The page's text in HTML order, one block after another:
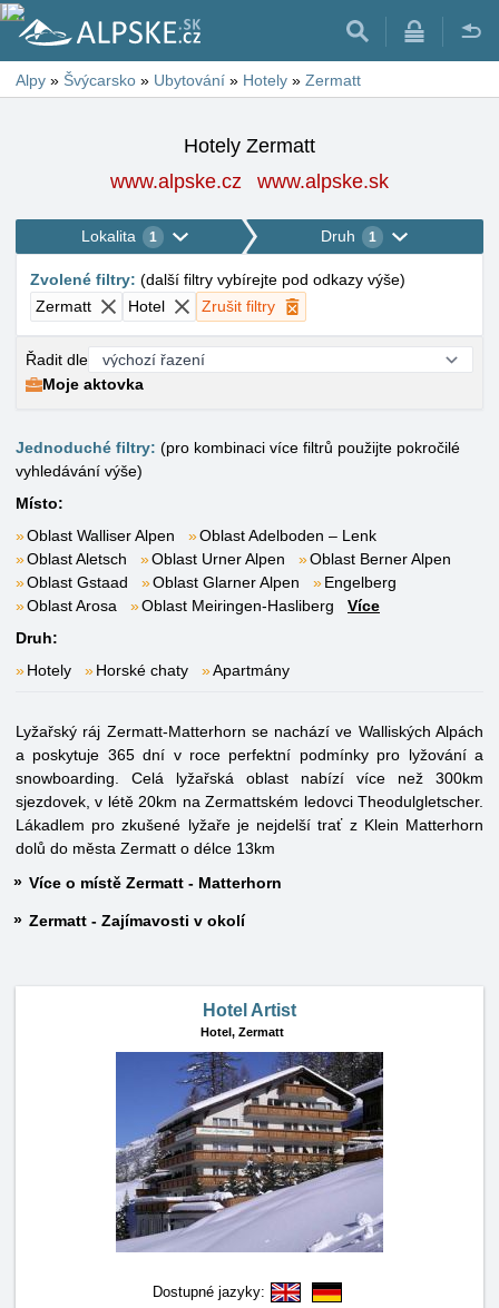
Alpy » Švýcarsko » Ubytování » Hotely » Zermatt
Hotely Zermatt
www.alpske.cz
www.alpske.sk
Lokalita 1 Druh 1
Zvolené filtry: (další filtry vybírejte pod odkazy výše)
Zermatt
Hotel Zrušit filtry
Řadit dle
Moje aktovka
Jednoduché filtry: (pro kombinaci více filtrů použijte pokročilé
vyhledávání výše)
Místo:
Oblast Walliser Alpen
Oblast Adelboden – Lenk
Oblast Aletsch
Oblast Urner Alpen
Oblast Berner Alpen
Oblast Gstaad
Oblast Glarner Alpen
Engelberg
Oblast Arosa
Oblast Meiringen-Hasliberg
Více
Druh:
Hotely
Horské chaty Apartmány
Lyžařský ráj Zermatt-Matterhorn se nachází ve Walliských Alpách
a poskytuje 365 dní v roce perfektní podmínky pro lyžování a
snowboarding. Celá lyžařská oblast nabízí více než 300km
sjezdovek, v létě 20km na Zermattském ledovci Theodulgletscher.
Lákadlem pro zkušené lyžaře je nejdelší trať z Klein Matterhorn
dolů do města Zermatt o délce 13km
Více o místě Zermatt - Matterhorn
Zermatt - Zajímavosti v okolí
Hotel Artist
Hotel, Zermatt
Dostupné jazyky: